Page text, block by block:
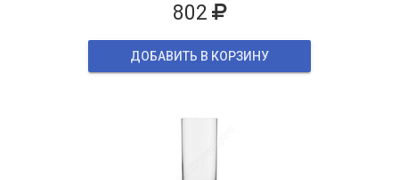
802
ДОБАВИТЬ В КОРЗИНУ